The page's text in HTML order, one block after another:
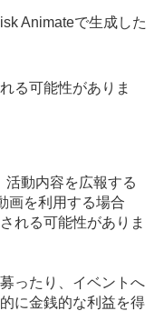
Animateで生成した
る可能性がありま
活動内容を広報する
画を利用する場合
れる可能性がありま
ったり、イベントへ
に金銭的な利益を得